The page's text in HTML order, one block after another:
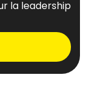
la leadership